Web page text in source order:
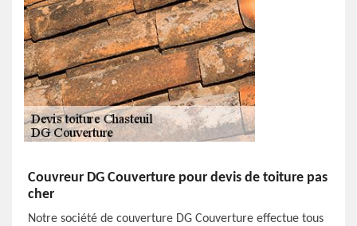
Couvreur DG Couverture pour devis de toiture pas
cher
Notre société de couverture DG Couverture effectue tous